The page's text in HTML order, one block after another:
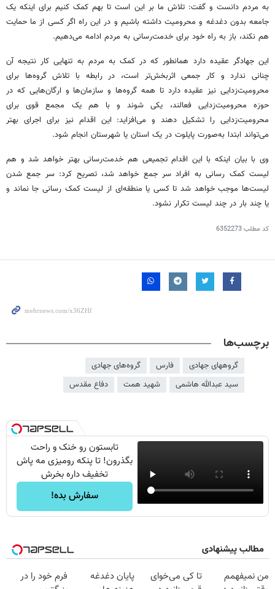
به مردم دانست و گفت: تلاش ما بر این است تا بهم کمک کنیم برای اینکه یک
جامعه بدون دغدغه و محرومیت داشته باشیم و در این راه اگر کسی از ما حمایت
هم نکند، باز به راه خود برای خدمت‌رسانی به مردم ادامه می‌دهیم.
این جهادگر عقیده دارد همانطور که در کمک به مردم به تنهایی کار نتیجه آن
چنانی ندارد و کار جمعی اثربخش‌تر است، در رابطه با تلاش گروه‌ها برای
محرومیت‌زدایی نیز عقیده دارد تا همه گروه‌ها و سازمان‌ها و ارگان‌هایی که در
حوزه محرومیت‌زدایی فعالند، یکی شوند و با هم یک مجمع قوی برای
محرومیت‌زدایی را تشکیل دهند و می‌افزاید: این اقدام نیز برای اجرای بهتر
می‌تواند ابتدا به‌صورت پایلوت در یک استان یا شهرستان انجام شود.
وی با بیان اینکه با این اقدام تجمیعی هم خدمت‌رسانی بهتر خواهد شد و هم
لیست کمک رسانی به افراد سر جمع خواهد شد، تصریح کرد: سر جمع شدن
لیست‌ها موجب خواهد شد تا کسی یا منطقه‌ای از لیست کمک رسانی جا نماند و
یا چند بار در چند لیست تکرار نشود.
کد مطلب6352273
برچسب‌ها
گروههای جهادی فارس
گروه‌های جهادی
سید عبدالله هاشمی
شهید همت دفاع مقدس
تابستون رو خنک و راحت
بگذرون! تا پنکه رومیزی مه پاش
تخفیف داره بخرش
سفارش بده!
مطالب پیشنهادی
من نمیفهمم
تا کی می‌خوای
پایان دغدغه
فرم خود را در